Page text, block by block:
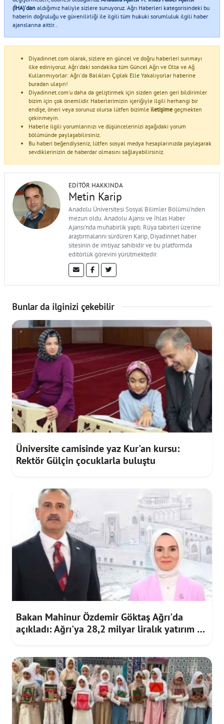
(İHA)'dan aldığımız haliyle sizlere sunuyoruz. Ağrı Haberleri kategorisindeki bu
haberin doğruluğu ve güvenilirliği ile ilgili tüm hukuki sorumluluk ilgili haber
ajanslarına aittir..
Diyadinnet.com olarak, sizlere en güncel ve doğru haberleri sunmayı
ilke ediniyoruz. Ağrı'daki sondakika tüm Güncel Ağrı ve Olta ve Ağ
Kullanmıyorlar: Ağrı'da Balıkları Çıplak Elle Yakalıyorlar haberine
buradan ulaşın!
Diyadinnet.com'u daha da geliştirmek için sizden gelen geri bildirimler
bizim için çok önemlidir. Haberlerimizin içeriğiyle ilgili herhangi bir
endişe, öneri veya sorunuz olursa lütfen bizimle iletişime geçmekten
çekinmeyin.
Haberle ilgili yorumlarınızı ve düşüncelerinizi aşağıdaki yorum
bölümünde paylaşabilirsiniz.
Bu haberi beğendiyseniz, lütfen sosyal medya hesaplarınızda paylaşarak
sevdiklerinizin de haberdar olmasını sağlayabilirsiniz.
EDITÖR HAKKINDA
Metin Karip
Anadolu Üniversitesi Sosyal Bilimler Bölümü'nden
mezun oldu. Anadolu Ajansı ve İhlas Haber
Ajansı'nda muhabirlik yaptı. Rüya tabirleri üzerine
araştırmalarını sürdüren Karip, Diyadinnet haber
sitesinin de imtiyaz sahibidir ve bu platformda
editörlük görevini yürütmektedir.
Bunlar da ilginizi çekebilir
Üniversite camisinde yaz Kur'an kursu:
Rektör Gülçin çocuklarla buluştu
Bakan Mahinur Özdemir Göktaş Ağrı'da
açıkladı: Ağrı'ya 28,2 milyar liralık yatırım ve